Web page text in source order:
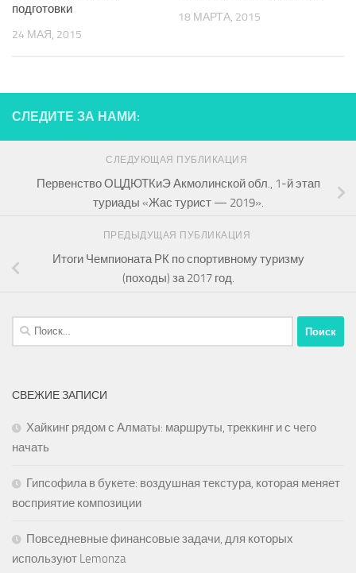
подготовки
24 МАЯ, 2015
18 МАРТА, 2015
СЛЕДИТЕ ЗА НАМИ:
СЛЕДУЮЩАЯ ПУБЛИКАЦИЯ
Первенство ОЦДЮТКиЭ Акмолинской обл., 1-й этап
туриады «Жас турист — 2019».
ПРЕДЫДУЩАЯ ПУБЛИКАЦИЯ
Итоги Чемпионата РК по спортивному туризму
(походы) за 2017 год.
Найти:
СВЕЖИЕ ЗАПИСИ
Хайкинг рядом с Алматы: маршруты, треккинг и с чего
начать
Гипсофила в букете: воздушная текстура, которая меняет
восприятие композиции
Повседневные финансовые задачи, для которых
используют Lemonza